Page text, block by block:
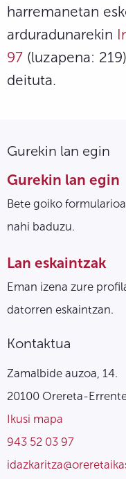
harremanetan
arduradunarekin
97 (luzapena:
deituta.
Gurekin lan egin
Gurekin lan egin
Bete goiko
nahi baduzu.
Lan eskaintzak
Eman izena zure
datorren eskaintzan.
Kontaktua
Zamalbide auzoa, 14.
20100 Orereta-
Ikusi mapa
943 52 03 97